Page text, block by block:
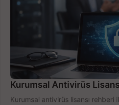
Kurumsal Antivirüs
Kurumsal antivirüs lisansı rehberi